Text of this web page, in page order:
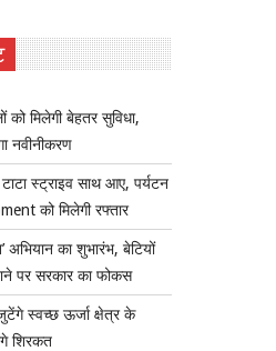
को मिलेगी बेहतर सुविधा,
नवीनीकरण
टाटा स्ट्राइव साथ आए, पर्यटन
को मिलेगी रफ्तार
अभियान का शुभारंभ, बेटियों
पर सरकार का फोकस
स्वच्छ ऊर्जा क्षेत्र के
शिरकत